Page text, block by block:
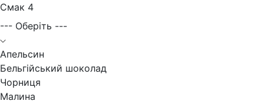
Смак 4
--- Оберіть ---
Апельсин
Бельгійський шоколад
Чорниця
Малина